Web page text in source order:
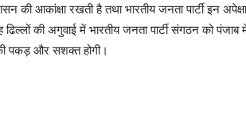
की आकांक्षा रखती है तथा भारतीय जनता पार्टी इन
की अगुवाई में भारतीय जनता पार्टी संगठन को
पकड़ और सशक्त होगी।